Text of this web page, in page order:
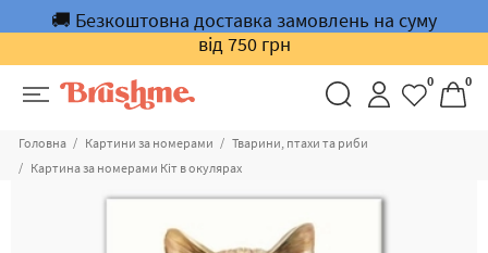
🚚 Безкоштовна доставка замовлень на суму
від 750 грн
0 0
Головна Картини за номерами
Тварини, птахи та риби
Картина за номерами Кіт в окулярах